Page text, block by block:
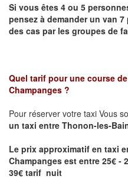
Si vous êtes 4 ou 5
pensez à demander un van
des cas par les groupes de
Quel tarif pour une course
Champanges ?
Pour réserver votre taxi Vous
un taxi entre Thonon-les-
Le prix approximatif en taxi
Champanges est entre 25€ -
39€ tarif nuit